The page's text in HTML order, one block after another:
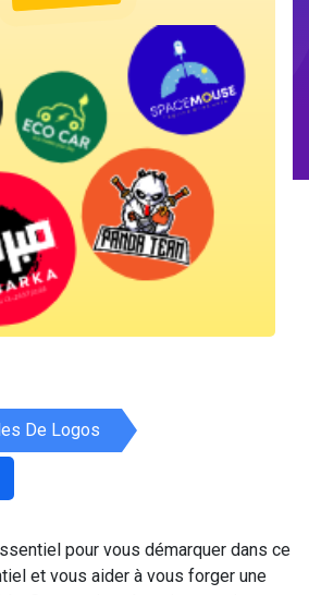
De Logos
pour vous démarquer dans ce
et vous aider à vous forger une